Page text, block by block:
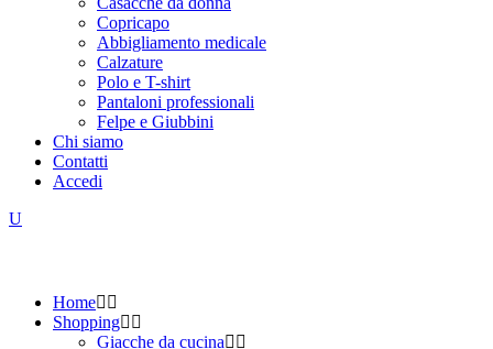
Copricapo
Abbigliamento medicale
Calzature
Polo e T-shirt
Pantaloni professionali
Felpe e Giubbini
Chi siamo
Contatti
Accedi
Home
Shopping
Giacche da cucina